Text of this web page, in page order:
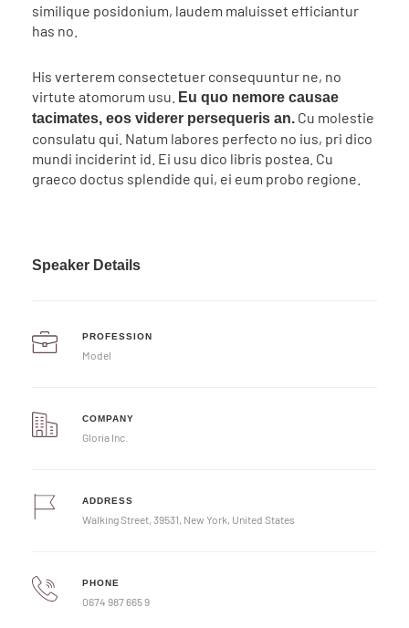
similique posidonium, laudem maluisset efficiantur
has no.
His verterem consectetuer consequuntur ne, no
virtute atomorum usu.
Eu quo nemore causae
tacimates, eos viderer persequeris an. Cu molestie
consulatu qui. Natum labores perfecto no ius, pri dico
mundi inciderint id. Ei usu dico libris postea. Cu
graeco doctus splendide qui, ei eum probo regione.
Speaker Details
PROFESSION
Model
COMPANY
Gloria Inc.
ADDRESS
Walking Street, 39531, New York, United States
PHONE
0674 987 665 9